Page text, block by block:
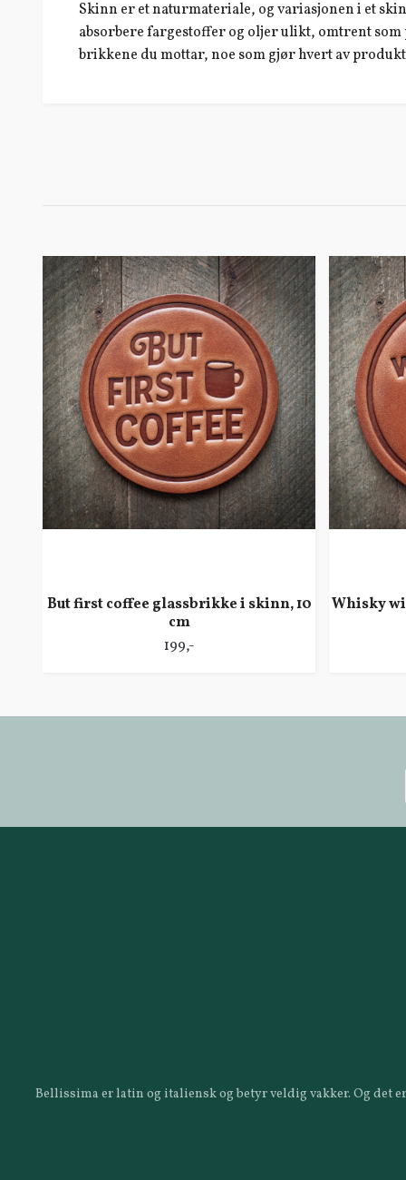
Skinn er et naturmateriale, og variasjonen i et
absorbere fargestoffer og oljer ulikt, omtrent
brikkene du mottar, noe som gjør hvert av
But first coffee glassbrikke i skinn, 10
cm
199,-
Whisky
Bellissima er latin og italiensk og betyr veldig vakker. Og